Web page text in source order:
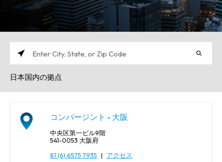
、
日本国内の拠点
コンバージント - 大阪
中央区第一ビル9階
541-0053 大阪府
81 (6) 6575 7935 | アクセス